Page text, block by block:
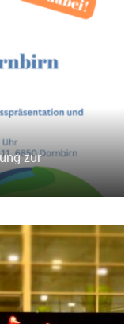
zur